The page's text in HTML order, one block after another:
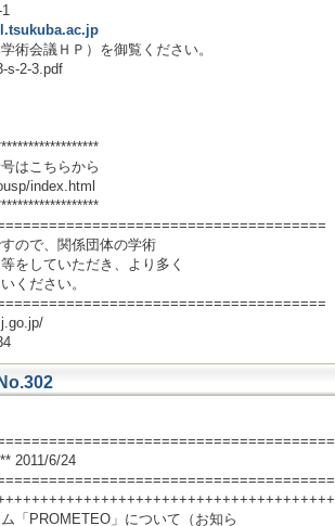
会議ＨＰ）を御覧ください。
2-3.pdf
こちらから
index.html
ので、関係団体の学術
をしていただき、より多く
ください。
2011/6/24
PROMETEO」について（お知ら